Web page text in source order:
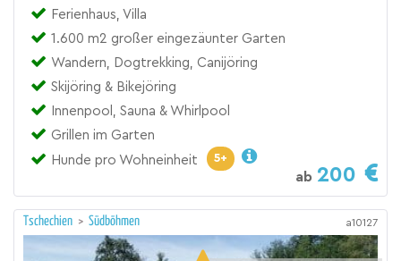
Ferienhaus, Villa
1.600 m2 großer eingezäunter Garten
Wandern, Dogtrekking, Canijöring
Skijöring & Bikejöring
Innenpool, Sauna & Whirlpool
Grillen im Garten
Hunde pro Wohneinheit
5+
ab 200
Tschechien > Südböhmen a10127